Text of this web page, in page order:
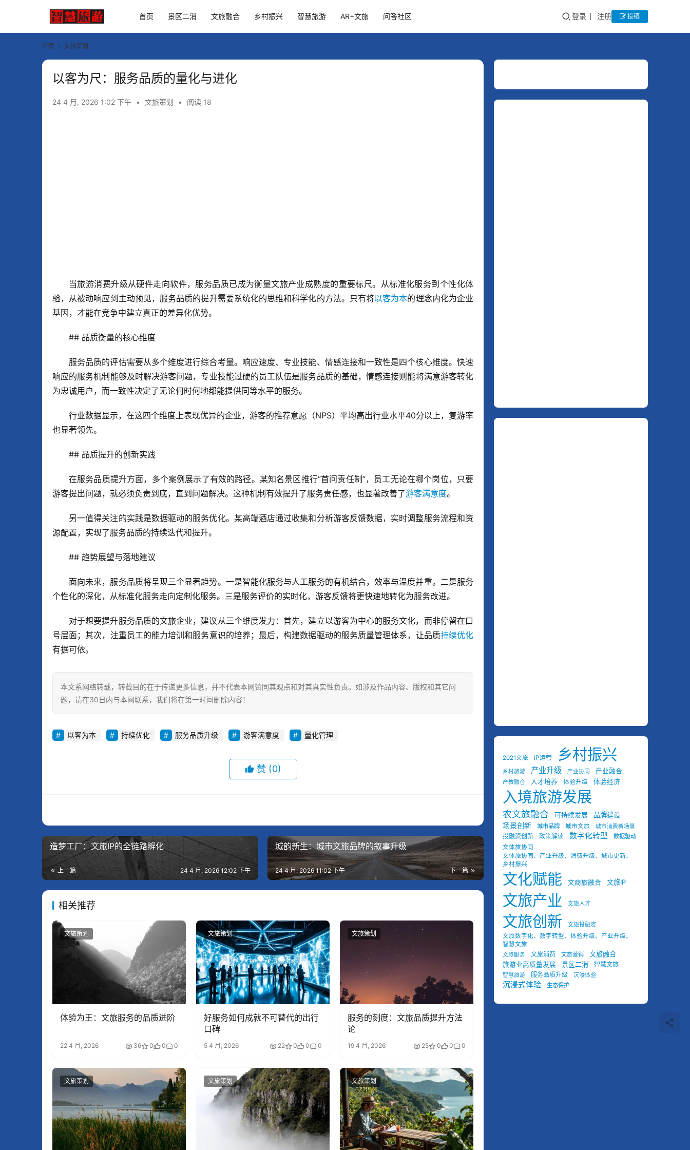
首页 景区二消 文旅融合 乡村振兴 智慧旅游 AR+文旅 问答社区 登录 注册 投稿
首页 文旅策划
以客为尺：服务品质的量化与进化
24 4 月, 2026 1:02 下午 • 文旅策划 • 阅读 18
当旅游消费升级从硬件走向软件，服务品质已成为衡量文旅产业成熟度的重要标尺。从标准化服务到个性化体
验，从被动响应到主动预见，服务品质的提升需要系统化的思维和科学化的方法。只有将以客为本的理念内化为企业
基因，才能在竞争中建立真正的差异化优势。
## 品质衡量的核心维度
服务品质的评估需要从多个维度进行综合考量。响应速度、专业技能、情感连接和一致性是四个核心维度。快速
响应的服务机制能够及时解决游客问题，专业技能过硬的员工队伍是服务品质的基础，情感连接则能将满意游客转化
为忠诚用户，而一致性决定了无论何时何地都能提供同等水平的服务。
行业数据显示，在这四个维度上表现优异的企业，游客的推荐意愿（NPS）平均高出行业水平40分以上，复游率
也显著领先。
## 品质提升的创新实践
在服务品质提升方面，多个案例展示了有效的路径。某知名景区推行”首问责任制”，员工无论在哪个岗位，只要
游客提出问题，就必须负责到底，直到问题解决。这种机制有效提升了服务责任感，也显著改善了游客满意度。
另一值得关注的实践是数据驱动的服务优化。某高端酒店通过收集和分析游客反馈数据，实时调整服务流程和资
源配置，实现了服务品质的持续迭代和提升。
## 趋势展望与落地建议
面向未来，服务品质将呈现三个显著趋势。一是智能化服务与人工服务的有机结合，效率与温度并重。二是服务
个性化的深化，从标准化服务走向定制化服务。三是服务评价的实时化，游客反馈将更快速地转化为服务改进。
对于想要提升服务品质的文旅企业，建议从三个维度发力：首先，建立以游客为中心的服务文化，而非停留在口
号层面；其次，注重员工的能力培训和服务意识的培养；最后，构建数据驱动的服务质量管理体系，让品质持续优化
有据可依。
本文系网络转载，转载目的在于传递更多信息，并不代表本网赞同其观点和对其真实性负责。如涉及作品内容、版权和其它问
题，请在30日内与本网联系，我们将在第一时间删除内容！
以客为本 持续优化 服务品质升级 游客满意度 量化管理
赞 (0)
造梦工厂：文旅IP的全链路孵化
上一篇 24 4 月, 2026 12:02 下午
城韵新生：城市文旅品牌的叙事升级
下一篇
24 4 月, 2026 11:02 下午
相关推荐
文旅策划
体验为王：文旅服务的品质进阶
22 4 月, 2026 36 0 0 0
文旅策划
好服务如何成就不可替代的出行
口碑
5 4 月, 2026 22 0 0 0
文旅策划
服务的刻度：文旅品质提升方法
论
19 4 月, 2026 25 0 0 0
文旅策划 文旅策划 文旅策划
2021文旅 IP运营 乡村振兴
乡村旅游 产业升级 产业协同 产业融合
产教融合 人才培养 体验升级 体验经济
入境旅游发展
农文旅融合 可持续发展 品牌建设
场景创新 城市品牌 城市文旅 城市消费新场景
投融资创新 政策解读 数字化转型
数据驱动
文体旅协同
文体旅协同、产业升级、消费升级、城市更新、
乡村振兴
文化赋能 文商旅融合 文旅IP
文旅产业 文旅人才
文旅创新
文旅投融资
文旅数字化、数字转型、体验升级、产业升级、
智慧文旅
文旅服务 文旅消费 文旅营销 文旅融合
旅游业高质量发展 景区二消 智慧文旅
智慧旅游 服务品质升级 沉浸体验
沉浸式体验 生态保护